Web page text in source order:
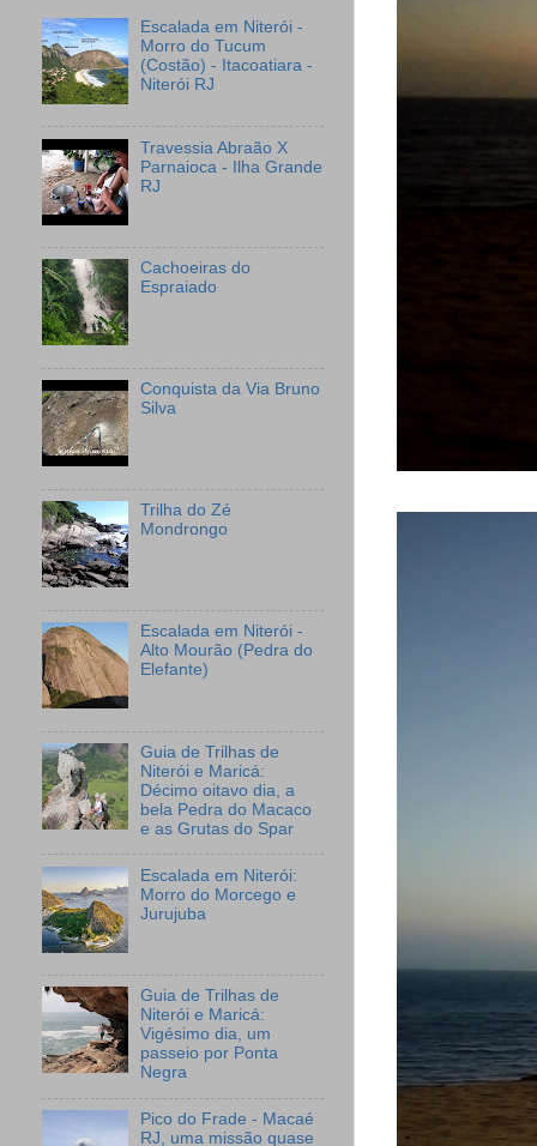
Escalada em Niterói -
Morro do Tucum
(Costão) - Itacoatiara -
Niterói RJ
Travessia Abraão X
Parnaioca - Ilha Grande
RJ
Cachoeiras do
Espraiado
Conquista da Via Bruno
Silva
Trilha do Zé
Mondrongo
Escalada em Niterói -
Alto Mourão (Pedra do
Elefante)
Guia de Trilhas de
Niterói e Maricá:
Décimo oitavo dia, a
bela Pedra do Macaco
e as Grutas do Spar
Escalada em Niterói:
Morro do Morcego e
Jurujuba
Guia de Trilhas de
Niterói e Maricá:
Vigésimo dia, um
passeio por Ponta
Negra
Pico do Frade - Macaé
RJ, uma missão quase